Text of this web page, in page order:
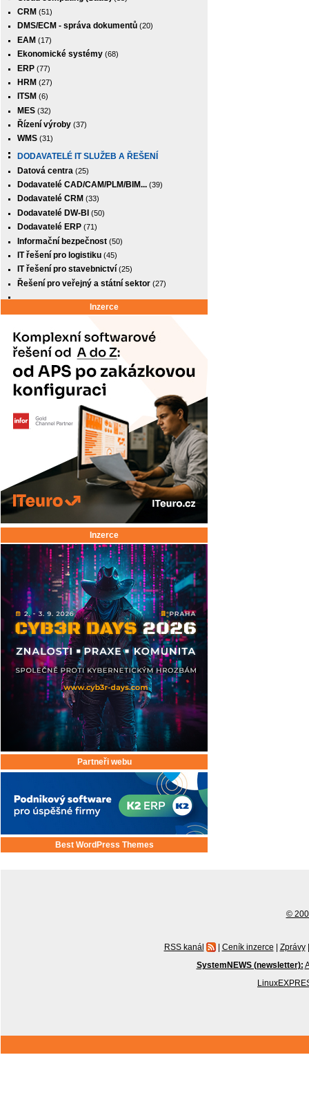
CRM (51)
DMS/ECM - správa dokumentů (20)
EAM (17)
Ekonomické systémy (68)
ERP (77)
HRM (27)
ITSM (6)
MES (32)
Řízení výroby (37)
WMS (31)
DODAVATELÉ IT SLUŽEB A ŘEŠENÍ
Datová centra (25)
Dodavatelé CAD/CAM/PLM/BIM... (39)
Dodavatelé CRM (33)
Dodavatelé DW-BI (50)
Dodavatelé ERP (71)
Informační bezpečnost (50)
IT řešení pro logistiku (45)
IT řešení pro stavebnictví (25)
Řešení pro veřejný a státní sektor (27)
Inzerce
Inzerce
Partneři webu
Best WordPress Themes
©
RSS kanál | Ceník inzerce | Zprávy |
SystemNEWS (newsletter):